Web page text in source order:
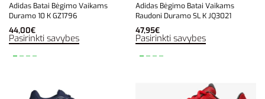
Adidas Batai Bėgimo Vaikams
Duramo 10 K GZ1796
44,00€
Pasirinkti savybes
Adidas Bėgimo Batai Vaikams
Raudoni Duramo SL K JQ3021
47,95€
Pasirinkti savybes